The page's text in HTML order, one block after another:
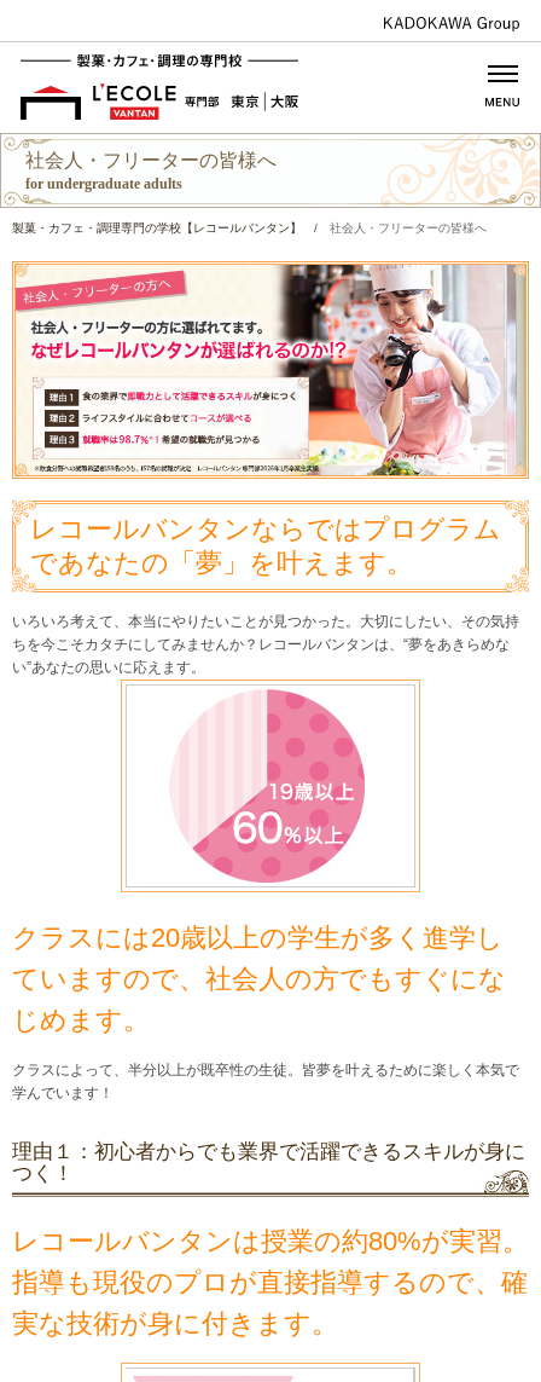
社会人・フリーターの皆様へ
for undergraduate adults
製菓・カフェ・調理専門の学校【レコールバンタン】 / 社会人・フリーターの皆様へ
レコールバンタンならではプログラム
であなたの「夢」を叶えます。
いろいろ考えて、本当にやりたいことが見つかった。大切にしたい、その気持
ちを今こそカタチにしてみませんか？レコールバンタンは、“夢をあきらめな
い”あなたの思いに応えます。
クラスには20歳以上の学生が多く進学し
ていますので、社会人の方でもすぐにな
じめます。
クラスによって、半分以上が既卒性の生徒。皆夢を叶えるために楽しく本気で
学んでいます！
理由１：初心者からでも業界で活躍できるスキルが身に
つく！
レコールバンタンは授業の約80%が実習。
指導も現役のプロが直接指導するので、確
実な技術が身に付きます。